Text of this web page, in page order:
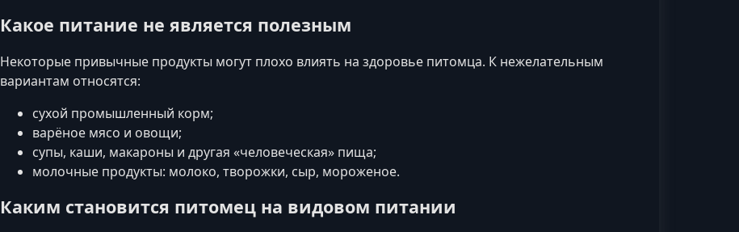
Какое питание не является полезным
Некоторые привычные продукты могут плохо влиять на здоровье питомца. К нежелательным
вариантам относятся:
сухой промышленный корм;
варёное мясо и овощи;
супы, каши, макароны и другая «человеческая» пища;
молочные продукты: молоко, творожки, сыр, мороженое.
Каким становится питомец на видовом питании